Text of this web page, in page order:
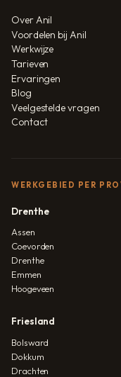
Over Anil
Voordelen bij Anil
Werkwijze
Tarieven
Ervaringen
Blog
Veelgestelde vragen
Contact
WERKGEBIED PER
Drenthe
Assen
Coevorden
Drenthe
Emmen
Hoogeveen
Friesland
Bolsward
Dokkum
Drachten